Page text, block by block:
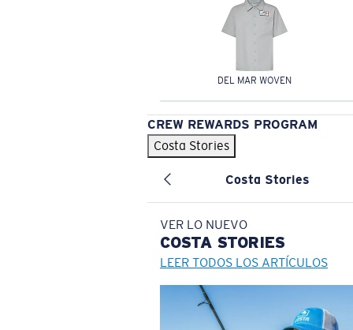
DEL MAR WOVEN
CREW REWARDS PROGRAM
Costa Stories
Costa Stories
VER LO NUEVO
COSTA STORIES
LEER TODOS LOS ARTÍCULOS